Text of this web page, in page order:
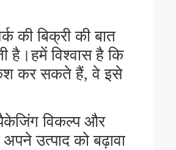
की बिक्री की बात
है।हमें विश्वास है कि
कर सकते हैं, वे इसे
विकल्प और
उत्पाद को बढ़ावा